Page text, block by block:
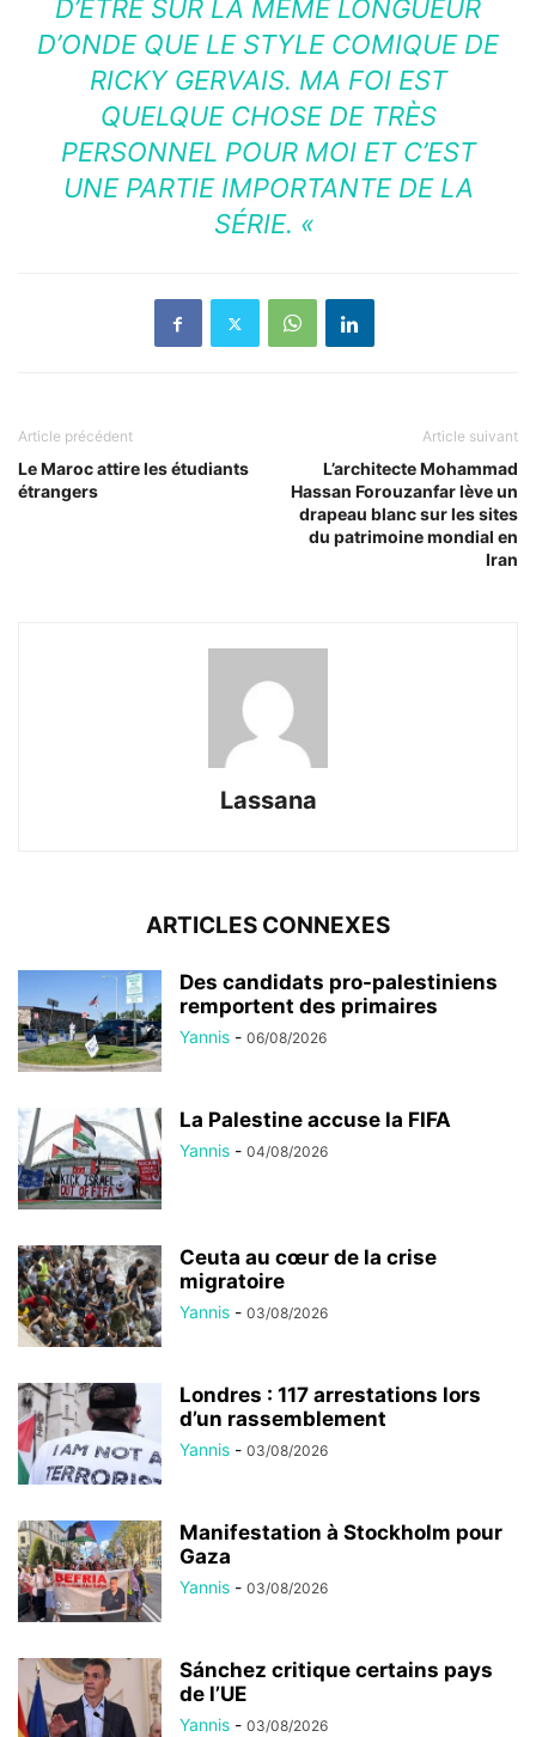
D’ÊTRE SUR LA MÊME LONGUEUR
D’ONDE QUE LE STYLE COMIQUE DE
RICKY GERVAIS. MA FOI EST
QUELQUE CHOSE DE TRÈS
PERSONNEL POUR MOI ET C’EST
UNE PARTIE IMPORTANTE DE LA
SÉRIE. «
Article précédent
Le Maroc attire les étudiants
étrangers
Article suivant
L’architecte Mohammad
Hassan Forouzanfar lève un
drapeau blanc sur les sites
du patrimoine mondial en
Iran
Lassana
ARTICLES CONNEXES
Des candidats pro-palestiniens
remportent des primaires
Yannis - 06/08/2026
La Palestine accuse la FIFA
Yannis - 04/08/2026
Ceuta au cœur de la crise
migratoire
Yannis - 03/08/2026
Londres : 117 arrestations lors
d’un rassemblement
Yannis - 03/08/2026
Manifestation à Stockholm pour
Gaza
Yannis - 03/08/2026
Sánchez critique certains pays
de l’UE
Yannis - 03/08/2026